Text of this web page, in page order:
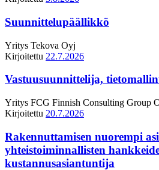
Suunnittelupäällikkö
Yritys Tekova Oyj
Kirjoitettu 22.7.2026
Vastuusuunnittelija,
Yritys FCG Finnish Consulting Group
Kirjoitettu 20.7.2026
Rakennuttamisen nuorempi
yhteistoiminnallisten
kustannusasiantuntija